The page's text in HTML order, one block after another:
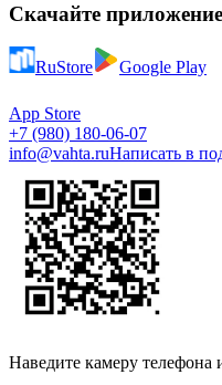
Скачайте приложение
RuStore Google Play
App Store
+7 (980) 180-06-07
info@vahta.ruНаписать в
Наведите камеру телефона